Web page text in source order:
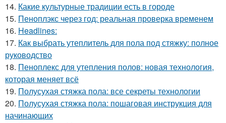
14. Какие культурные традиции есть в городе
15. Пеноплэкс через год: реальная проверка временем
16. Headlines:
17. Как выбрать утеплитель для пола под стяжку: полное
руководство
18. Пеноплекс для утепления полов: новая технология,
которая меняет всё
19. Полусухая стяжка пола: все секреты технологии
20. Полусухая стяжка пола: пошаговая инструкция для
начинающих